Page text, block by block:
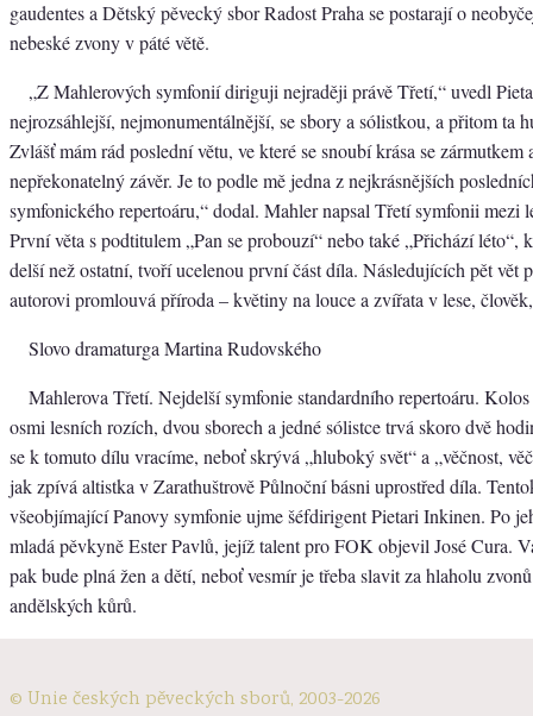
gaudentes a Dětský pěvecký sbor Radost Praha se postarají o
nebeské zvony v páté větě.
„Z Mahlerových symfonií diriguji nejraději právě Třetí,“ uvedl
nejrozsáhlejší, nejmonumentálnější, se sbory a sólistkou, a přitom ta
Zvlášť mám rád poslední větu, ve které se snoubí krása se zármutkem
nepřekonatelný závěr. Je to podle mě jedna z nejkrásnějších
symfonického repertoáru,“ dodal. Mahler napsal Třetí symfonii mezi
První věta s podtitulem „Pan se probouzí“ nebo také „Přichází léto“,
delší než ostatní, tvoří ucelenou první část díla. Následujících pět vět
autorovi promlouvá příroda – květiny na louce a zvířata v lese,
Slovo dramaturga Martina Rudovského
Mahlerova Třetí. Nejdelší symfonie standardního repertoáru. Kolos
osmi lesních rozích, dvou sborech a jedné sólistce trvá skoro dvě
se k tomuto dílu vracíme, neboť skrývá „hluboký svět“ a „věčnost,
jak zpívá altistka v Zarathuštrově Půlnoční básni uprostřed díla.
všeobjímající Panovy symfonie ujme šéfdirigent Pietari Inkinen. Po
mladá pěvkyně Ester Pavlů, jejíž talent pro FOK objevil José Cura.
pak bude plná žen a dětí, neboť vesmír je třeba slavit za hlaholu
andělských kůrů.
© Unie českých pěveckých sborů, 2003-2026